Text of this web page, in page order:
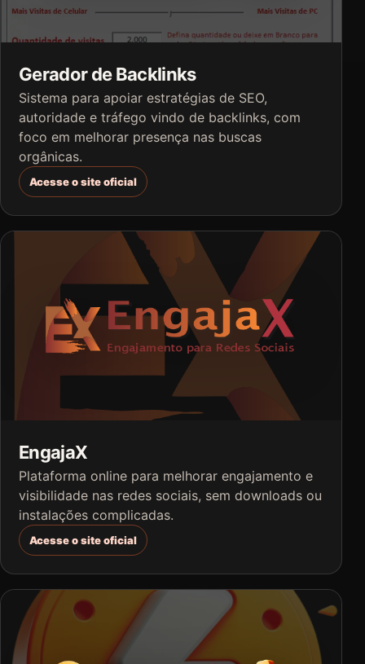
Gerador de Backlinks
Sistema para apoiar estratégias de SEO,
autoridade e tráfego vindo de backlinks, com
foco em melhorar presença nas buscas
orgânicas.
Acesse o site oficial
EngajaX
Plataforma online para melhorar engajamento e
visibilidade nas redes sociais, sem downloads ou
instalações complicadas.
Acesse o site oficial